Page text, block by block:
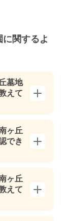
関するよ
墓地
えて
ヶ丘
でき
ヶ丘
えて